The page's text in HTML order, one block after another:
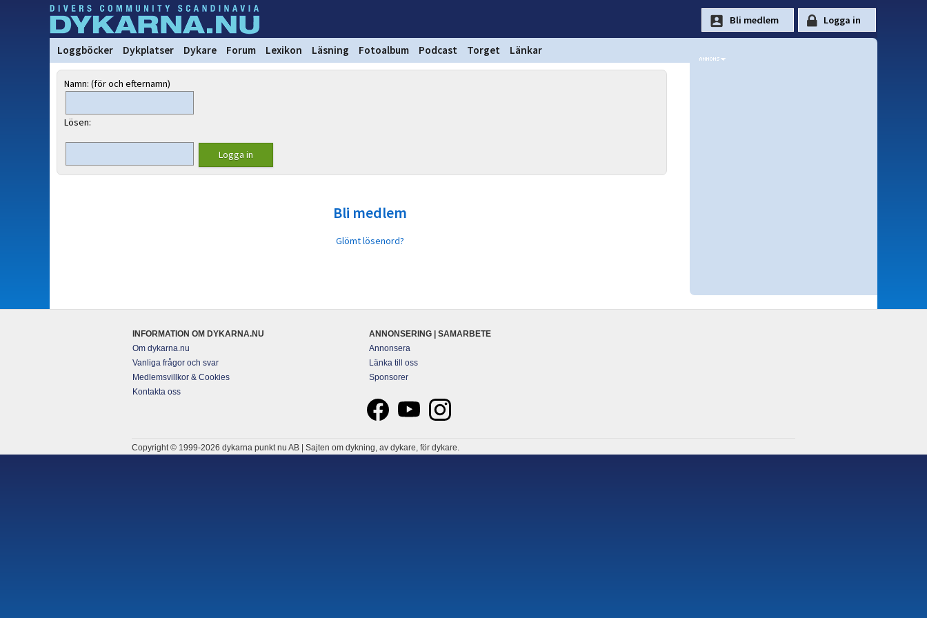
Loggböcker Dykplatser Dykare Forum Lexikon Läsning Fotoalbum Podcast Torget Länkar
Namn: (för och efternamn)
Lösen:
Bli medlem
Glömt lösenord?
INFORMATION OM DYKARNA.NU
Om dykarna.nu
Vanliga frågor och svar
Medlemsvillkor & Cookies
Kontakta oss
ANNONSERING | SAMARBETE
Annonsera
Länka till oss
Sponsorer
Copyright © 1999-2026 dykarna punkt nu AB | Sajten om dykning, av dykare, för dykare.